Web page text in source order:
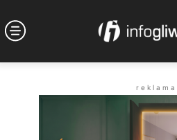
r e k l a m a